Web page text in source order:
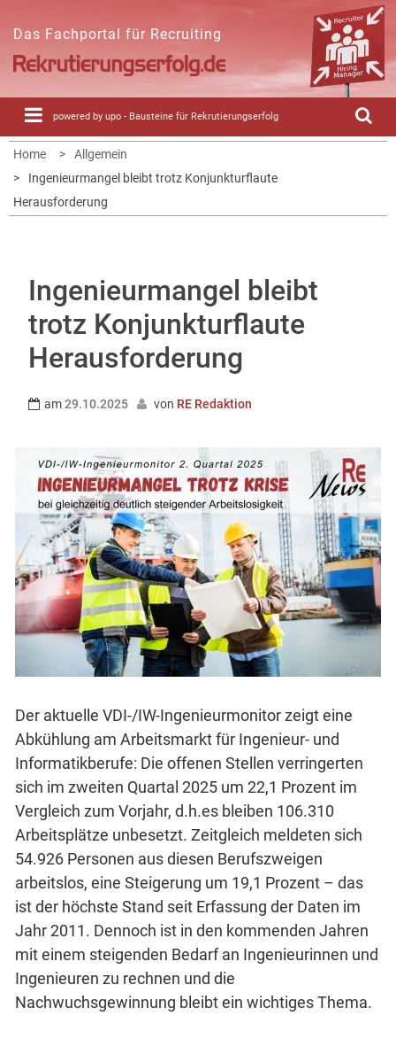
content
Das Fachportal für Recruiting
powered by upo - Bausteine für Rekrutierungserfolg
Home
Allgemein
Ingenieurmangel bleibt trotz Konjunkturflaute
Herausforderung
Ingenieurmangel bleibt
trotz Konjunkturflaute
Herausforderung
am29.10.2025 von RE Redaktion
Der aktuelle VDI-/IW-Ingenieurmonitor zeigt eine
Abkühlung am Arbeitsmarkt für Ingenieur- und
Informatikberufe: Die offenen Stellen verringerten
sich im zweiten Quartal 2025 um 22,1 Prozent im
Vergleich zum Vorjahr, d.h.es bleiben 106.310
Arbeitsplätze unbesetzt. Zeitgleich meldeten sich
54.926 Personen aus diesen Berufszweigen
arbeitslos, eine Steigerung um 19,1 Prozent – das
ist der höchste Stand seit Erfassung der Daten im
Jahr 2011. Dennoch ist in den kommenden Jahren
mit einem steigenden Bedarf an Ingenieurinnen und
Ingenieuren zu rechnen und die
Nachwuchsgewinnung bleibt ein wichtiges Thema.